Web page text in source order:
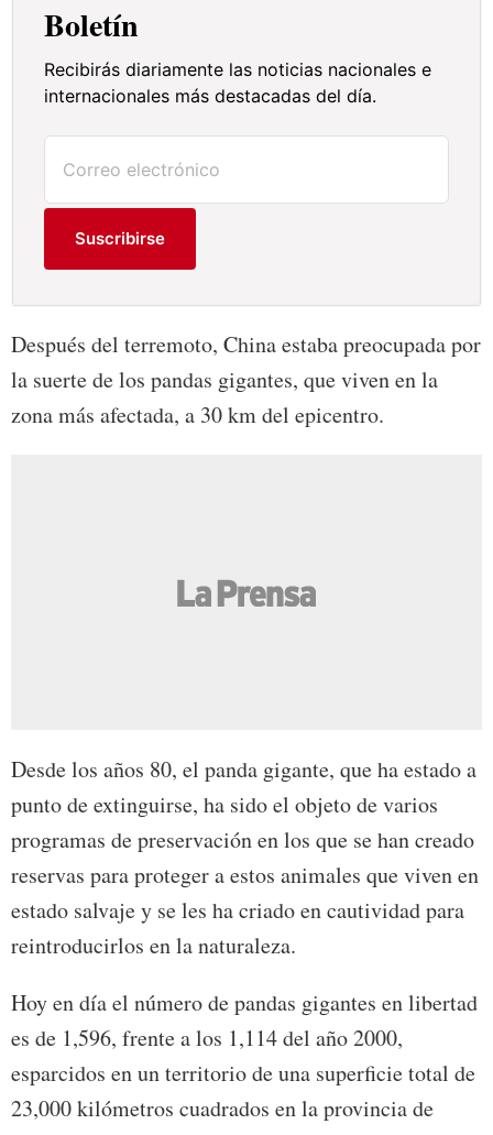
Boletín
Recibirás diariamente las noticias nacionales e
internacionales más destacadas del día.
Suscribirse
Después del terremoto, China estaba preocupada por
la suerte de los pandas gigantes, que viven en la
zona más afectada, a 30 km del epicentro.
Desde los años 80, el panda gigante, que ha estado a
punto de extinguirse, ha sido el objeto de varios
programas de preservación en los que se han creado
reservas para proteger a estos animales que viven en
estado salvaje y se les ha criado en cautividad para
reintroducirlos en la naturaleza.
Hoy en día el número de pandas gigantes en libertad
es de 1,596, frente a los 1,114 del año 2000,
esparcidos en un territorio de una superficie total de
23,000 kilómetros cuadrados en la provincia de